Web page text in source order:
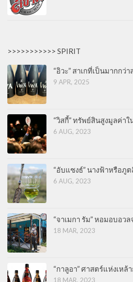
>>>>>>>>>>> SPIRIT
“อิวะ” สาเกที่เป็นมากกว่า
9 APR, 2025
“วิสกี้” ทรัพย์สินสูงมูลค่า
6 AUG, 2023
“อับแซงธ์” นางฟ้าหรือภูต
6 AUG, 2023
“จาเมกา รัม” หอมอบอวล
18 MAR, 2023
“กาลูอา” ศาสตร์แห่งเหล้
18 MAR, 2023